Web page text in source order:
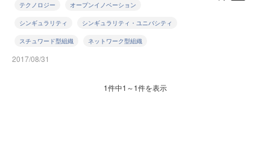
テクノロジー オープンイノベーション
シンギュラリティ シンギュラリティ・ユニバシティ
スチュワード型組織 ネットワーク型組織
2017/08/31
1件中1～1件を表示